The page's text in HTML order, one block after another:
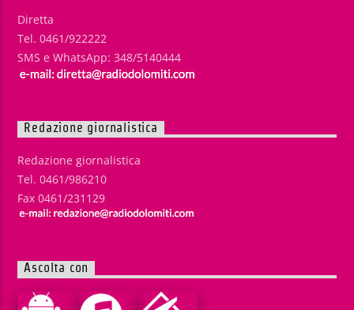
Diretta
Tel. 0461/922222
SMS e WhatsApp: 348/5140444
Redazione giornalistica
Redazione giornalistica
Tel. 0461/986210
Fax 0461/231129
Ascolta con